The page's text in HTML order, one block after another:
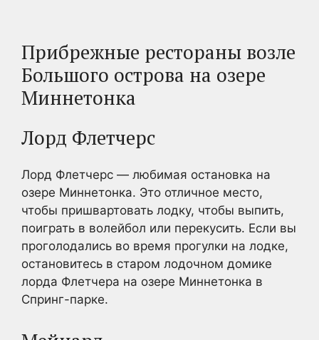
Прибрежные рестораны возле
Большого острова на озере
Миннетонка
Лорд Флетчерс
Лорд Флетчерс — любимая остановка на
озере Миннетонка. Это отличное место,
чтобы пришвартовать лодку, чтобы выпить,
поиграть в волейбол или перекусить. Если вы
проголодались во время прогулки на лодке,
остановитесь в старом лодочном домике
лорда Флетчера на озере Миннетонка в
Спринг-парке.